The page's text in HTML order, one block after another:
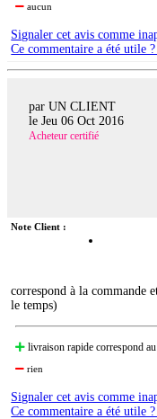
aucun
Signaler cet avis comme
Ce commentaire a été utile
par UN CLIENT
le Jeu 06 Oct 2016
Acheteur certifié
Note Client :
correspond à la commande
le temps)
livraison rapide correspond
rien
Signaler cet avis comme
Ce commentaire a été utile